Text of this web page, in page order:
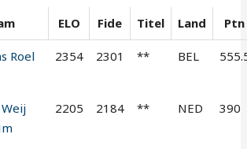
ELO Fide Titel Land Ptn
Roel
2354 2301 ** BEL
2205 2184 ** NED 390